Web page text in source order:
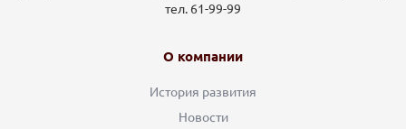
тел. 61-99-99
О компании
История развития
Новости